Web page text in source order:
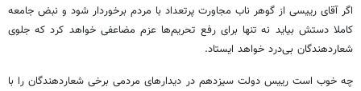
اگر آقای رییسی از گوهر ناب مجاورت پرتعداد با مردم برخوردار شود و نبض جامعه
کاملا دستش بیاید نه تنها برای رفع تحریم‌ها عزم مضاعفی خواهد کرد که جلوی
شعاردهندگان بی‌درد خواهد ایستاد.
چه خوب است رییس دولت سیزدهم در دیدارهای مردمی برخی شعاردهندگان را با